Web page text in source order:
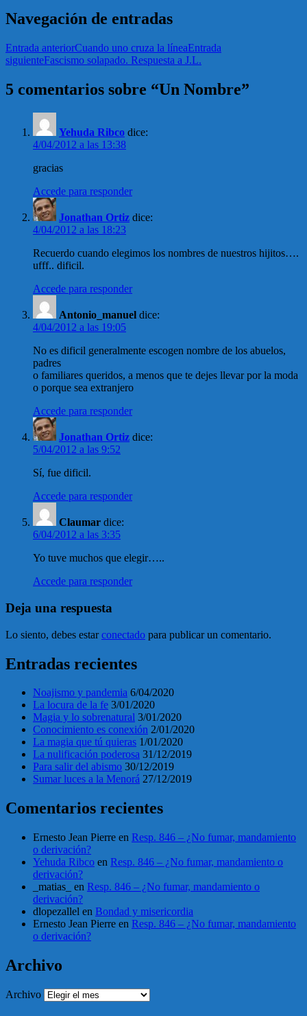
Navegación de entradas
Entrada anteriorCuando uno cruza la líneaEntrada
siguienteFascismo solapado. Respuesta a J.L.
5 comentarios sobre “Un Nombre”
Yehuda Ribco dice:
4/04/2012 a las 13:38
gracias
Accede para responder
Jonathan Ortiz dice:
4/04/2012 a las 18:23
Recuerdo cuando elegimos los nombres de nuestros hijitos….
ufff.. dificil.
Accede para responder
Antonio_manuel dice:
4/04/2012 a las 19:05
No es dificil generalmente escogen nombre de los abuelos,
padres
o familiares queridos, a menos que te dejes llevar por la moda
o porque sea extranjero
Accede para responder
Jonathan Ortiz dice:
5/04/2012 a las 9:52
Sí, fue dificil.
Accede para responder
Claumar dice:
6/04/2012 a las 3:35
Yo tuve muchos que elegir…..
Accede para responder
Deja una respuesta
Lo siento, debes estarconectado para publicar un comentario.
Entradas recientes
Noajismo y pandemia 6/04/2020
La locura de la fe 3/01/2020
Magia y lo sobrenatural 3/01/2020
Conocimiento es conexión 2/01/2020
La magia que tú quieras 1/01/2020
La nulificación poderosa 31/12/2019
Para salir del abismo 30/12/2019
Sumar luces a la Menorá 27/12/2019
Comentarios recientes
Ernesto Jean Pierre en Resp. 846 – ¿No fumar, mandamiento
o derivación?
Yehuda Ribco en Resp. 846 – ¿No fumar, mandamiento o
derivación?
_matias_
en Resp. 846 – ¿No fumar, mandamiento o
derivación?
dlopezallel en Bondad y misericordia
Ernesto Jean Pierre en Resp. 846 – ¿No fumar, mandamiento
o derivación?
Archivo
Archivo